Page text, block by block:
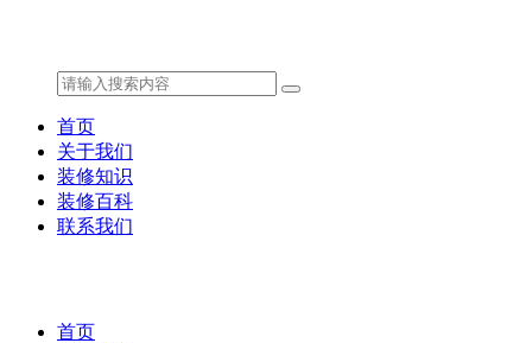
首页
关于我们
装修知识
装修百科
联系我们
首页